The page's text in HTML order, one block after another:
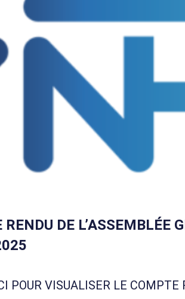
RENDU DE L’ASSEMBLÉE
POUR VISUALISER LE